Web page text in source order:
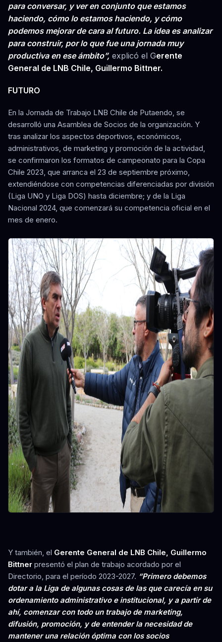
para conversar, y ver en conjunto que estamos
haciendo, cómo lo estamos haciendo, y cómo
podemos mejorar de cara al futuro. La idea es analizar
para construir, por lo que fue una jornada muy
productiva en ese ámbito”, explicó el Gerente
General de LNB Chile, Guillermo Bittner.
FUTURO
En la Jornada de Trabajo LNB Chile de Putaendo, se
desarrolló una Asamblea de Socios de la organización. Y
tras analizar los aspectos deportivos, económicos,
administrativos, de marketing y promoción de la actividad,
se confirmaron los formatos de campeonato para la Copa
Chile 2023, que arranca el 23 de septiembre próximo,
extendiéndose con competencias diferenciadas por división
(Liga UNO y Liga DOS) hasta diciembre; y de la Liga
Nacional 2024, que comenzará su competencia oficial en el
mes de enero.
Y también, el Gerente General de LNB Chile, Guillermo
Bittner presentó el plan de trabajo acordado por el
Directorio, para el período 2023-2027. “Primero debemos
dotar a la Liga de algunas cosas de las que carecía en su
ordenamiento administrativo e institucional, y a partir de
ahí, comenzar con todo un trabajo de marketing,
difusión, promoción, y de entender la necesidad de
mantener una relación óptima con los socios